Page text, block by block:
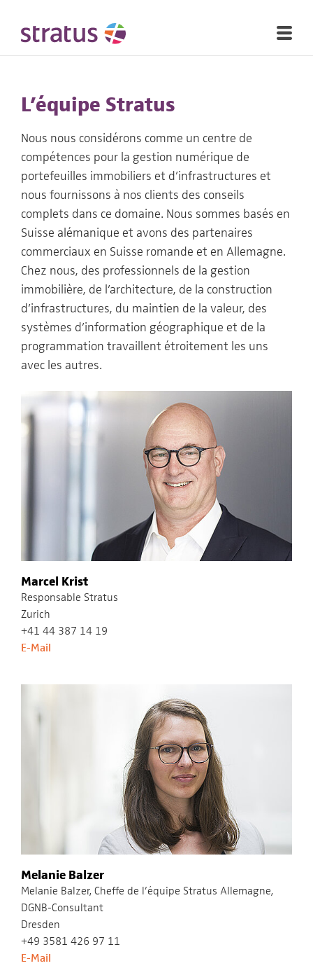
L’équipe Stratus
Nous nous considérons comme un centre de
compétences pour la gestion numérique de
portefeuilles immobiliers et d’infrastructures et
nous fournissons à nos clients des conseils
complets dans ce domaine. Nous sommes basés en
Suisse alémanique et avons des partenaires
commerciaux en Suisse romande et en Allemagne.
Chez nous, des professionnels de la gestion
immobilière, de l’architecture, de la construction
d’infrastructures, du maintien de la valeur, des
systèmes d’information géographique et de la
programmation travaillent étroitement les uns
avec les autres.
Marcel Krist
Responsable Stratus
Zurich
+41 44 387 14 19
E-Mail
Melanie Balzer
Melanie Balzer, Cheffe de l’équipe Stratus Allemagne,
DGNB-Consultant
Dresden
+49 3581 426 97 11
E-Mail